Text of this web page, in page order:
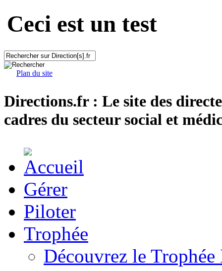
Ceci est un test
Plan du site
Directions.fr : Le site des
cadres du secteur social et
Gérer
Piloter
Trophée
Découvrez le